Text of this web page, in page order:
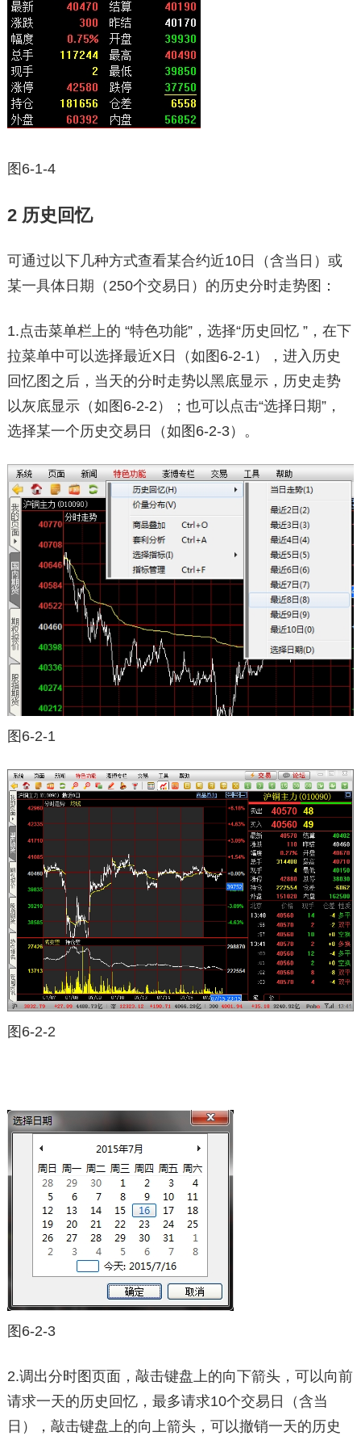
图6-1-4
2 历史回忆
可通过以下几种方式查看某合约近10日（含当日）或
某一具体日期（250个交易日）的历史分时走势图：
1.点击菜单栏上的 “特色功能”，选择“历史回忆 ”，在下
拉菜单中可以选择最近X日（如图6-2-1），进入历史
回忆图之后，当天的分时走势以黑底显示，历史走势
以灰底显示（如图6-2-2）；也可以点击“选择日期”，
选择某一个历史交易日（如图6-2-3）。
图6-2-1
图6-2-2
图6-2-3
2.调出分时图页面，敲击键盘上的向下箭头，可以向前
请求一天的历史回忆，最多请求10个交易日（含当
日），敲击键盘上的向上箭头，可以撤销一天的历史